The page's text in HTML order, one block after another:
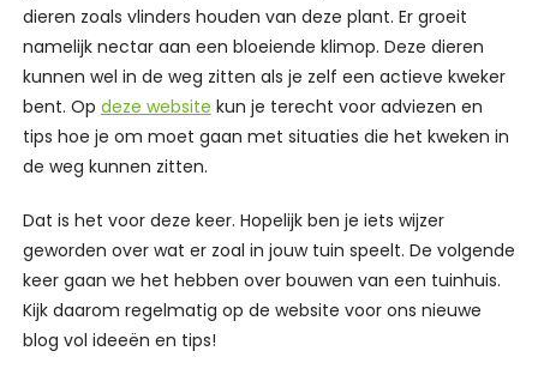
dieren zoals vlinders houden van deze plant. Er groeit
namelijk nectar aan een bloeiende klimop. Deze dieren
kunnen wel in de weg zitten als je zelf een actieve kweker
bent. Op deze website kun je terecht voor adviezen en
tips hoe je om moet gaan met situaties die het kweken in
de weg kunnen zitten.
Dat is het voor deze keer. Hopelijk ben je iets wijzer
geworden over wat er zoal in jouw tuin speelt. De volgende
keer gaan we het hebben over bouwen van een tuinhuis.
Kijk daarom regelmatig op de website voor ons nieuwe
blog vol ideeën en tips!